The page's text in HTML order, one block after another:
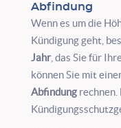
Abfindung
Wenn es um die
Kündigung geht,
Jahr, das Sie für
können Sie mit
Abfindungrechnen.